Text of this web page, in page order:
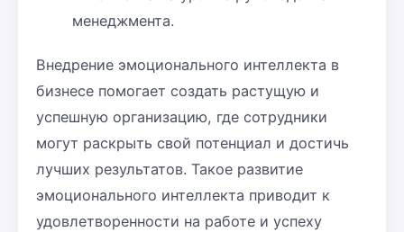
менеджмента.
Внедрение эмоционального интеллекта в
бизнесе помогает создать растущую и
успешную организацию, где сотрудники
могут раскрыть свой потенциал и достичь
лучших результатов. Такое развитие
эмоционального интеллекта приводит к
удовлетворенности на работе и успеху